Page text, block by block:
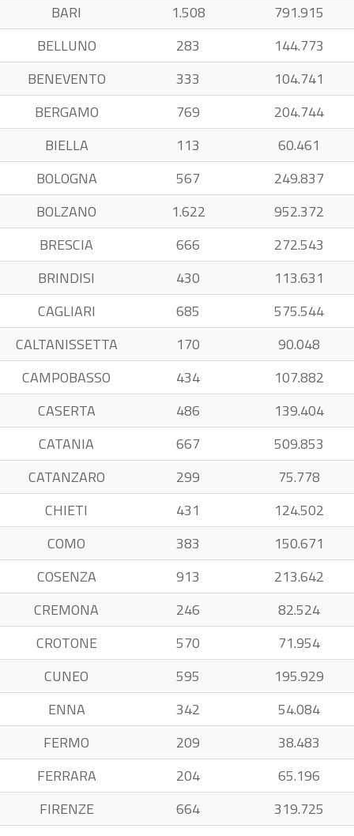
BARI
1.508
791.915
BELLUNO
283
144.773
BENEVENTO
333
104.741
BERGAMO
769
204.744
BIELLA
113
60.461
BOLOGNA
567
249.837
BOLZANO
1.622
952.372
BRESCIA
666
272.543
BRINDISI
430
113.631
CAGLIARI
685
575.544
CALTANISSETTA
170
90.048
CAMPOBASSO
434
107.882
CASERTA
486
139.404
CATANIA
667
509.853
CATANZARO
299
75.778
CHIETI
431
124.502
COMO
383
150.671
COSENZA
913
213.642
CREMONA
246
82.524
CROTONE
570
71.954
CUNEO
595
195.929
ENNA
342
54.084
FERMO
209
38.483
FERRARA
204
65.196
FIRENZE
664
319.725